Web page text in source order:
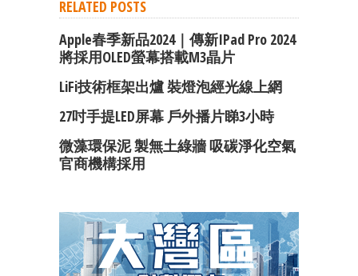
RELATED POSTS
Apple春季新品2024｜傳新iPad Pro 2024
將採用OLED螢幕搭載M3晶片
LiFi技術框架出爐 裝燈泡經光線上網
27吋手提LED屏幕 戶外播片睇3小時
微藻環保泥 製無土綠牆 吸碳淨化空氣
官商機構採用